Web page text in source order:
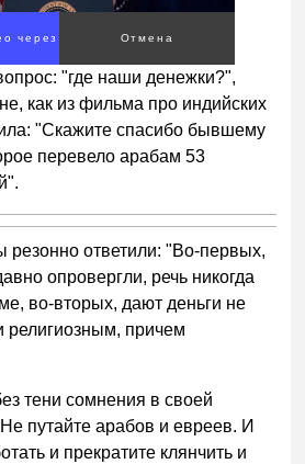
через Отмена
"где наши денежки?",
как из фильма про индийских
"Скажите спасибо бывшему
перевело арабам 53
резонно ответили: "Во-первых,
опровергли, речь никогда
во-вторых, дают деньги не
религиозным, причем
тени сомнения в своей
путайте арабов и евреев. И
и прекратите клянчить и